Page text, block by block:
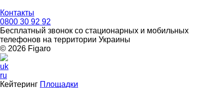
Контакты
0800 30 92 92
Бесплатный звонок со стационарных и мобильных
телефонов на территории Украины
© 2026 Figarо
uk
ru
Кейтеринг Площадки